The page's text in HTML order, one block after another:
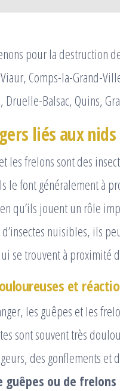
pour la destruction
Comps-la-Grand-
Balsac, Quins,
liés aux
les frelons sont des
le font généralement à
qu’ils jouent un rôle
nuisibles, ils
se trouvent à proximité
et
les guêpes et les
sont souvent très
des gonflements et
guêpes ou de